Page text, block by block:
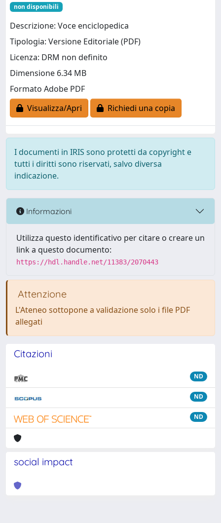
non disponibili
Descrizione: Voce enciclopedica
Tipologia: Versione Editoriale (PDF)
Licenza: DRM non definito
Dimensione 6.34 MB
Formato Adobe PDF
Visualizza/Apri
Richiedi una copia
I documenti in IRIS sono protetti da copyright e
tutti i diritti sono riservati, salvo diversa
indicazione.
Informazioni
Utilizza questo identificativo per citare o creare un
link a questo documento:
https://hdl.handle.net/11383/2070443
Attenzione
L'Ateneo sottopone a validazione solo i file PDF
allegati
Citazioni
ND
ND
ND
social impact